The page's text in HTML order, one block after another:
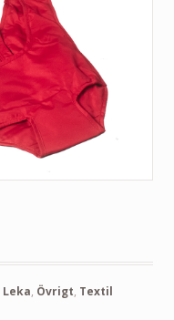
Leka, Övrigt, Textil